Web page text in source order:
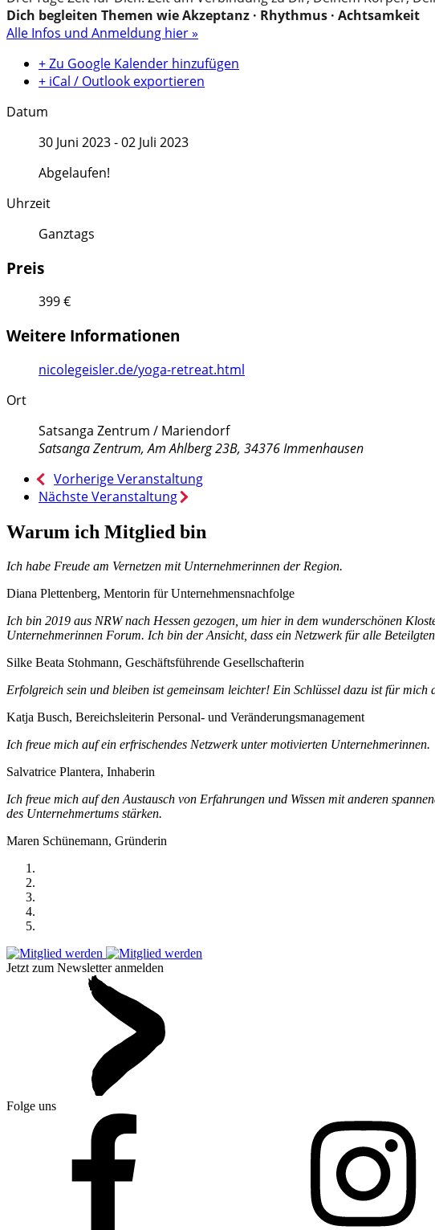
Dich begleiten Themen wie Akzeptanz · Rhythmus · Achtsamkeit
Alle Infos und Anmeldung hier »
+ Zu Google Kalender hinzufügen
+ iCal / Outlook exportieren
Datum
30 Juni 2023- 02 Juli 2023
Abgelaufen!
Uhrzeit
Ganztags
Preis
399 €
Weitere Informationen
nicolegeisler.de/yoga-retreat.html
Ort
Satsanga Zentrum / Mariendorf
Satsanga Zentrum, Am Ahlberg 23B, 34376 Immenhausen
Vorherige Veranstaltung
Nächste Veranstaltung
Warum ich Mitglied bin
Ich habe Freude am Vernetzen mit Unternehmerinnen der Region.
Diana Plettenberg, Mentorin für Unternehmensnachfolge
Ich bin 2019 aus NRW nach Hessen gezogen, um hier in dem wunderschönen
Unternehmerinnen Forum. Ich bin der Ansicht, dass ein Netzwerk für alle
Silke Beata Stohmann, Geschäftsführende Gesellschafterin
Erfolgreich sein und bleiben ist gemeinsam leichter! Ein Schlüssel dazu ist für
Katja Busch, Bereichsleiterin Personal- und Veränderungsmanagement
Ich freue mich auf ein erfrischendes Netzwerk unter motivierten Unternehmerinnen.
Salvatrice Plantera, Inhaberin
Ich freue mich auf den Austausch von Erfahrungen und Wissen mit anderen
des Unternehmertums stärken.
Maren Schünemann, Gründerin
Jetzt zum Newsletter anmelden
Folge uns